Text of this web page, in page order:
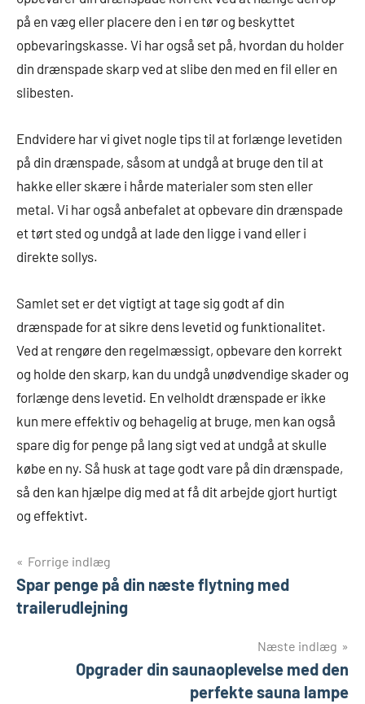
på en væg eller placere den i en tør og beskyttet
opbevaringskasse. Vi har også set på, hvordan du holder
din drænspade skarp ved at slibe den med en fil eller en
slibesten.
Endvidere har vi givet nogle tips til at forlænge levetiden
på din drænspade, såsom at undgå at bruge den til at
hakke eller skære i hårde materialer som sten eller
metal. Vi har også anbefalet at opbevare din drænspade
et tørt sted og undgå at lade den ligge i vand eller i
direkte sollys.
Samlet set er det vigtigt at tage sig godt af din
drænspade for at sikre dens levetid og funktionalitet.
Ved at rengøre den regelmæssigt, opbevare den korrekt
og holde den skarp, kan du undgå unødvendige skader og
forlænge dens levetid. En velholdt drænspade er ikke
kun mere effektiv og behagelig at bruge, men kan også
spare dig for penge på lang sigt ved at undgå at skulle
købe en ny. Så husk at tage godt vare på din drænspade,
så den kan hjælpe dig med at få dit arbejde gjort hurtigt
og effektivt.
Indlægsnavigation
Forrige indlæg
Spar penge på din næste flytning med
trailerudlejning
Næste indlæg
Opgrader din saunaoplevelse med den
perfekte sauna lampe